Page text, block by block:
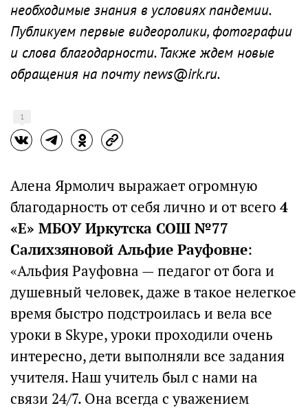
необходимые знания в условиях пандемии.
Публикуем первые видеоролики, фотографии
и слова благодарности. Также ждем новые
обращения на почту news@irk.ru.
1
Алена Ярмолич выражает огромную
благодарность от себя лично и от всего 4
«Е» МБОУ Иркутска СОШ №77
Салихзяновой Альфие Рауфовне:
«Альфия Рауфовна — педагог от бога и
душевный человек, даже в такое нелегкое
время быстро подстроилась и вела все
уроки в Skype, уроки проходили очень
интересно, дети выполняли все задания
учителя. Наш учитель был с нами на
связи 24/7. Она всегда с уважением